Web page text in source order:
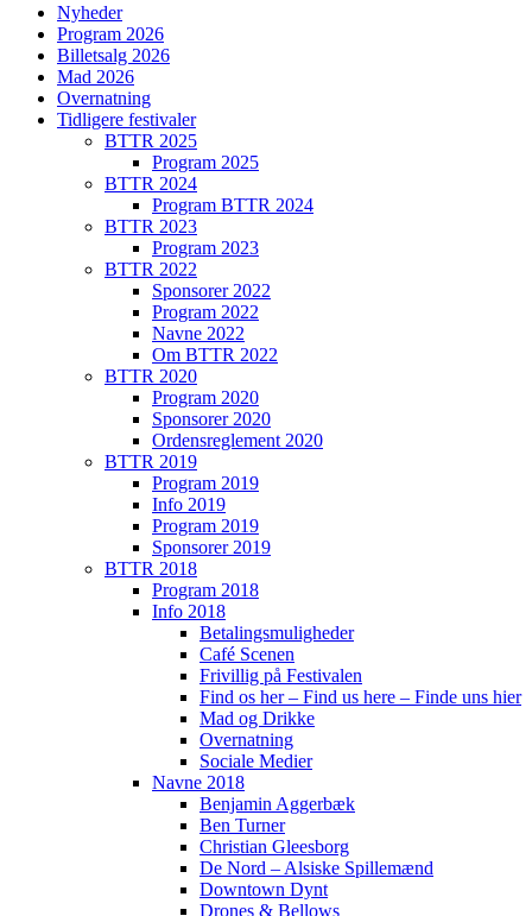
Nyheder
Program 2026
Billetsalg 2026
Mad 2026
Overnatning
Tidligere festivaler
BTTR 2025
Program 2025
BTTR 2024
Program BTTR 2024
BTTR 2023
Program 2023
BTTR 2022
Sponsorer 2022
Program 2022
Navne 2022
Om BTTR 2022
BTTR 2020
Program 2020
Sponsorer 2020
Ordensreglement 2020
BTTR 2019
Program 2019
Info 2019
Program 2019
Sponsorer 2019
BTTR 2018
Program 2018
Info 2018
Betalingsmuligheder
Café Scenen
Frivillig på Festivalen
Find os her – Find us here – Finde uns hier
Mad og Drikke
Overnatning
Sociale Medier
Navne 2018
Benjamin Aggerbæk
Ben Turner
Christian Gleesborg
De Nord – Alsiske Spillemænd
Downtown Dynt
Drones & Bellows